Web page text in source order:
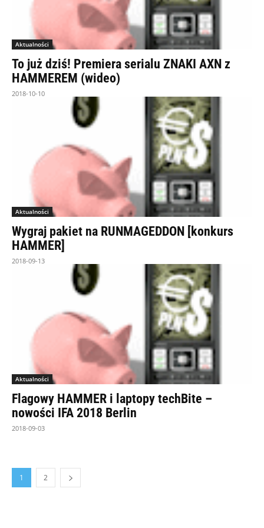
Aktualności
To już dziś! Premiera serialu ZNAKI AXN z
HAMMEREM (wideo)
2018-10-10
Aktualności
Wygraj pakiet na RUNMAGEDDON [konkurs
HAMMER]
2018-09-13
Aktualności
Flagowy HAMMER i laptopy techBite –
nowości IFA 2018 Berlin
2018-09-03
1 2